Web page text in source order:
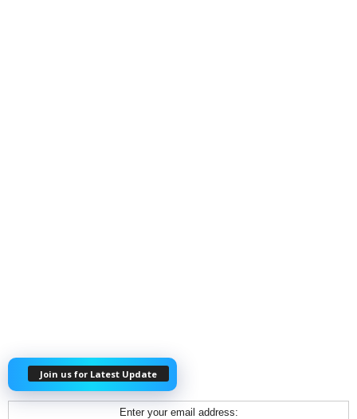
Join us for Latest Update
Enter your email address: